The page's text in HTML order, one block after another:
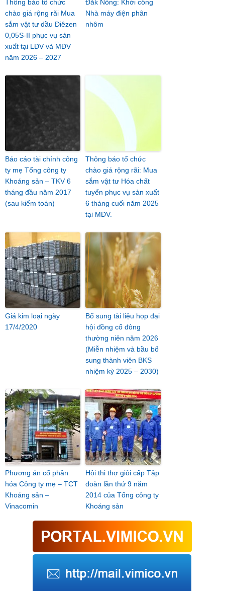
Thông báo tổ chức
chào giá rộng rãi Mua
sắm vật tư dầu Điêzen
0,05S-II phục vụ sản
xuất tại LĐV và MĐV
năm 2026 – 2027
Đăk Nông: Khởi công
Nhà máy điện phân
nhôm
Báo cáo tài chính công
ty mẹ Tổng công ty
Khoáng sản – TKV 6
tháng đầu năm 2017
(sau kiểm toán)
Thông báo tổ chức
chào giá rộng rãi: Mua
sắm vật tư Hóa chất
tuyển phục vụ sản xuất
6 tháng cuối năm 2025
tại MĐV.
Giá kim loại ngày
17/4/2020
Bổ sung tài liệu họp đại
hội đồng cổ đông
thường niên năm 2026
(Miễn nhiệm và bầu bổ
sung thành viên BKS
nhiệm kỳ 2025 – 2030)
Phương án cổ phần
hóa Công ty mẹ – TCT
Khoáng sản –
Vinacomin
Hội thi thợ giỏi cấp Tập
đoàn lần thứ 9 năm
2014 của Tổng công ty
Khoáng sản